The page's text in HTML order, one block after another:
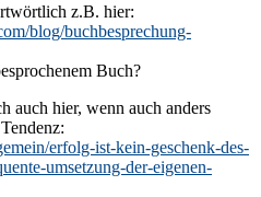
z.B. hier:
blog/buchbesprechung-
Buch?
auch hier, wenn auch anders
erfolg-ist-kein-geschenk-des-
umsetzung-der-eigenen-